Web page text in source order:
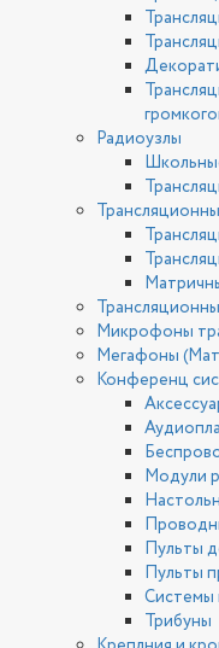
Радиоузлы
Микрофоны
Мегафоны
Конференц
Модули
Пульты
Пульты
Системы
Трибуны